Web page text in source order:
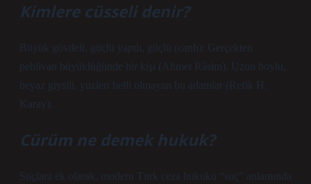
Kimlere cüsseli denir?
Büyük gövdeli, güçlü yapılı, güçlü (canlı): Gerçekten
pehlivan büyüklüğünde bir kişi (Ahmet Râsim). Uzun boylu,
beyaz giysili, yüzleri belli olmayan bu adamlar (Refik H.
Karay).
Cürüm ne demek hukuk?
Suçlara ek olarak, modern Türk ceza hukuku “suç” anlamında